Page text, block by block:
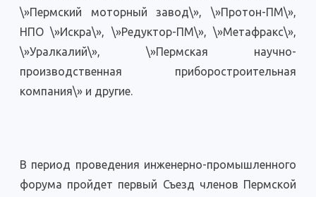
\»Пермский моторный завод\», \»Протон-ПМ\»,
НПО \»Искра\», \»Редуктор-ПМ\», \»Метафракс\»,
\»Уралкалий\», \»Пермская научно-
производственная приборостроительная
компания\» и другие.
В период проведения инженерно-промышленного
форума пройдет первый Съезд членов Пермской